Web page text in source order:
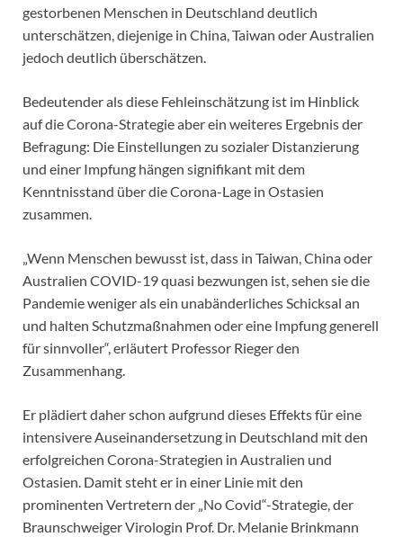
gestorbenen Menschen in Deutschland deutlich
unterschätzen, diejenige in China, Taiwan oder Australien
jedoch deutlich überschätzen.
Bedeutender als diese Fehleinschätzung ist im Hinblick
auf die Corona-Strategie aber ein weiteres Ergebnis der
Befragung: Die Einstellungen zu sozialer Distanzierung
und einer Impfung hängen signifikant mit dem
Kenntnisstand über die Corona-Lage in Ostasien
zusammen.
„Wenn Menschen bewusst ist, dass in Taiwan, China oder
Australien COVID-19 quasi bezwungen ist, sehen sie die
Pandemie weniger als ein unabänderliches Schicksal an
und halten Schutzmaßnahmen oder eine Impfung generell
für sinnvoller“, erläutert Professor Rieger den
Zusammenhang.
Er plädiert daher schon aufgrund dieses Effekts für eine
intensivere Auseinandersetzung in Deutschland mit den
erfolgreichen Corona-Strategien in Australien und
Ostasien. Damit steht er in einer Linie mit den
prominenten Vertretern der „No Covid“-Strategie, der
Braunschweiger Virologin Prof. Dr. Melanie Brinkmann